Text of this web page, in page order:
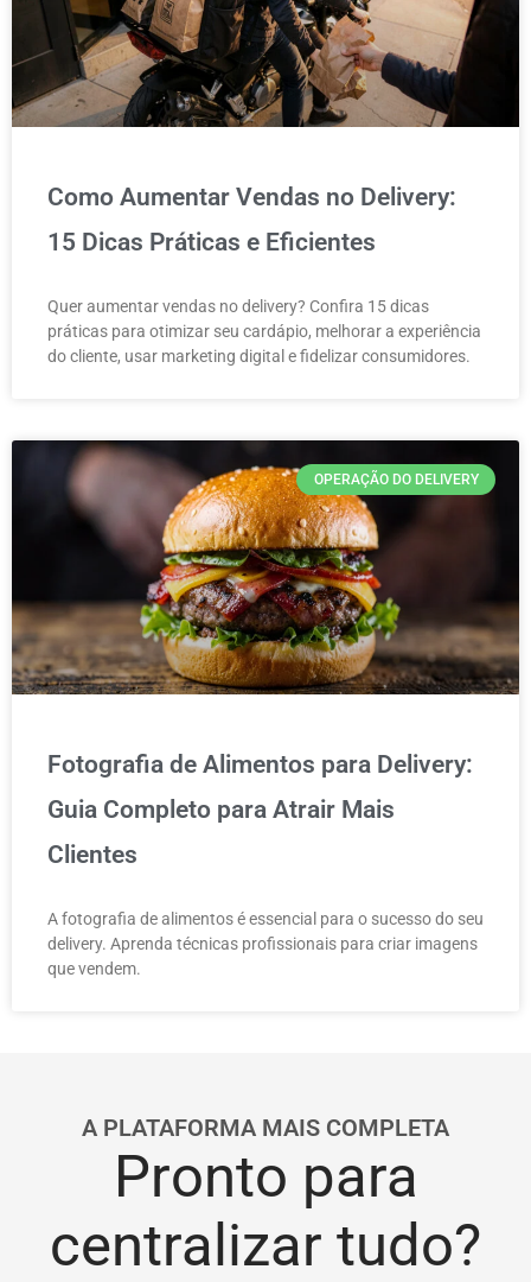
Como Aumentar Vendas no Delivery:
15 Dicas Práticas e Eficientes
Quer aumentar vendas no delivery? Confira 15 dicas
práticas para otimizar seu cardápio, melhorar a experiência
do cliente, usar marketing digital e fidelizar consumidores.
OPERAÇÃO DO DELIVERY
Fotografia de Alimentos para Delivery:
Guia Completo para Atrair Mais
Clientes
A fotografia de alimentos é essencial para o sucesso do seu
delivery. Aprenda técnicas profissionais para criar imagens
que vendem.
A PLATAFORMA MAIS COMPLETA
Pronto para
centralizar tudo?